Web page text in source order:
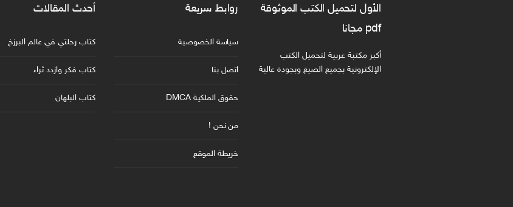
الأول لتحميل الكتب الموثوقة
pdf مجانا
أكبر مكتبة عربية لتحميل الكتب
الإلكترونية بجميع الصيغ وبجودة عالية
روابط سريعة
سياسة الخصوصية
اتصل بنا
حقوق الملكية DMCA
من نحن !
خريطة الموقع
أحدث المقالات
كتاب رحلتي في عالم البرزخ
كتاب فكر وازدد ثراء
كتاب البلهان